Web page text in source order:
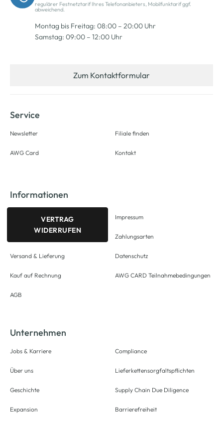
regulärer Festnetztarif Ihres Telefonanbieters, Mobilfunktarif ggf.
abweichend.
Montag bis Freitag: 08:00 – 20:00 Uhr
Samstag: 09:00 – 12:00 Uhr
Zum Kontaktformular
Service
Newsletter
AWG Card
Filiale finden
Kontakt
Informationen
VERTRAG
WIDERRUFEN
Versand & Lieferung
Kauf auf Rechnung
AGB
Impressum
Zahlungsarten
Datenschutz
AWG CARD Teilnahmebedingungen
Unternehmen
Jobs & Karriere
Über uns
Geschichte
Expansion
Compliance
Lieferkettensorgfaltspflichten
Supply Chain Due Diligence
Barrierefreiheit